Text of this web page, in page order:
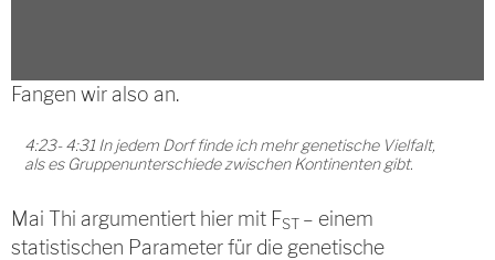
Fangen wir also an.
4:23- 4:31 In jedem Dorf finde ich mehr genetische Vielfalt,
als es Gruppenunterschiede zwischen Kontinenten gibt.
Mai Thi argumentiert hier mit FST – einem
statistischen Parameter für die genetische